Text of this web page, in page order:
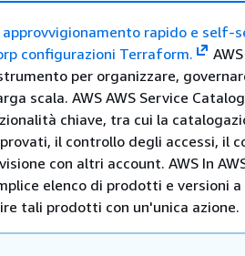
rapido e self-
configurazioni Terraform.
per organizzare,
scala. AWS AWS Service
chiave, tra cui la
il controllo degli accessi, il
con altri account. AWS In
elenco di prodotti e versioni a
tali prodotti con un'unica azione.